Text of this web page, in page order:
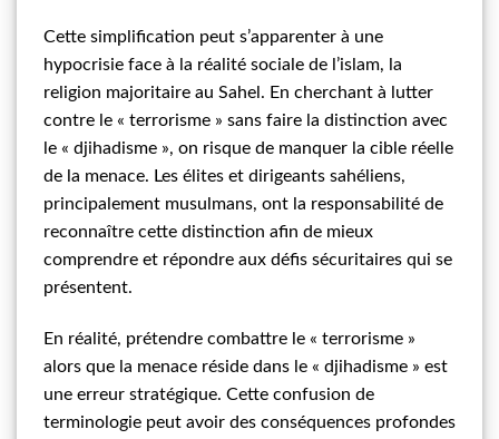
Cette simplification peut s’apparenter à une
hypocrisie face à la réalité sociale de l’islam, la
religion majoritaire au Sahel. En cherchant à lutter
contre le « terrorisme » sans faire la distinction avec
le « djihadisme », on risque de manquer la cible réelle
de la menace. Les élites et dirigeants sahéliens,
principalement musulmans, ont la responsabilité de
reconnaître cette distinction afin de mieux
comprendre et répondre aux défis sécuritaires qui se
présentent.
En réalité, prétendre combattre le « terrorisme »
alors que la menace réside dans le « djihadisme » est
une erreur stratégique. Cette confusion de
terminologie peut avoir des conséquences profondes